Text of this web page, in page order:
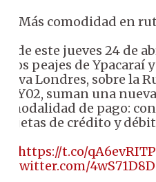
¡Más comodidad en
este jueves 24 de
los peajes de Ypacaraí y
Londres, sobre la
PY02, suman una nueva
modalidad de pago: con
de crédito y
https://t.co/